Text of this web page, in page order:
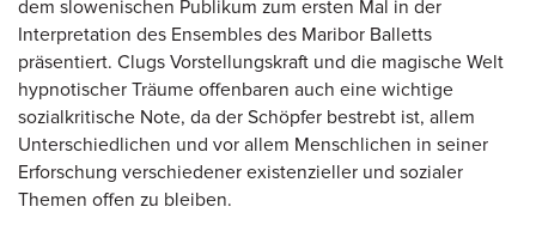
dem slowenischen Publikum zum ersten Mal in der
Interpretation des Ensembles des Maribor Balletts
präsentiert. Clugs Vorstellungskraft und die magische Welt
hypnotischer Träume offenbaren auch eine wichtige
sozialkritische Note, da der Schöpfer bestrebt ist, allem
Unterschiedlichen und vor allem Menschlichen in seiner
Erforschung verschiedener existenzieller und sozialer
Themen offen zu bleiben.